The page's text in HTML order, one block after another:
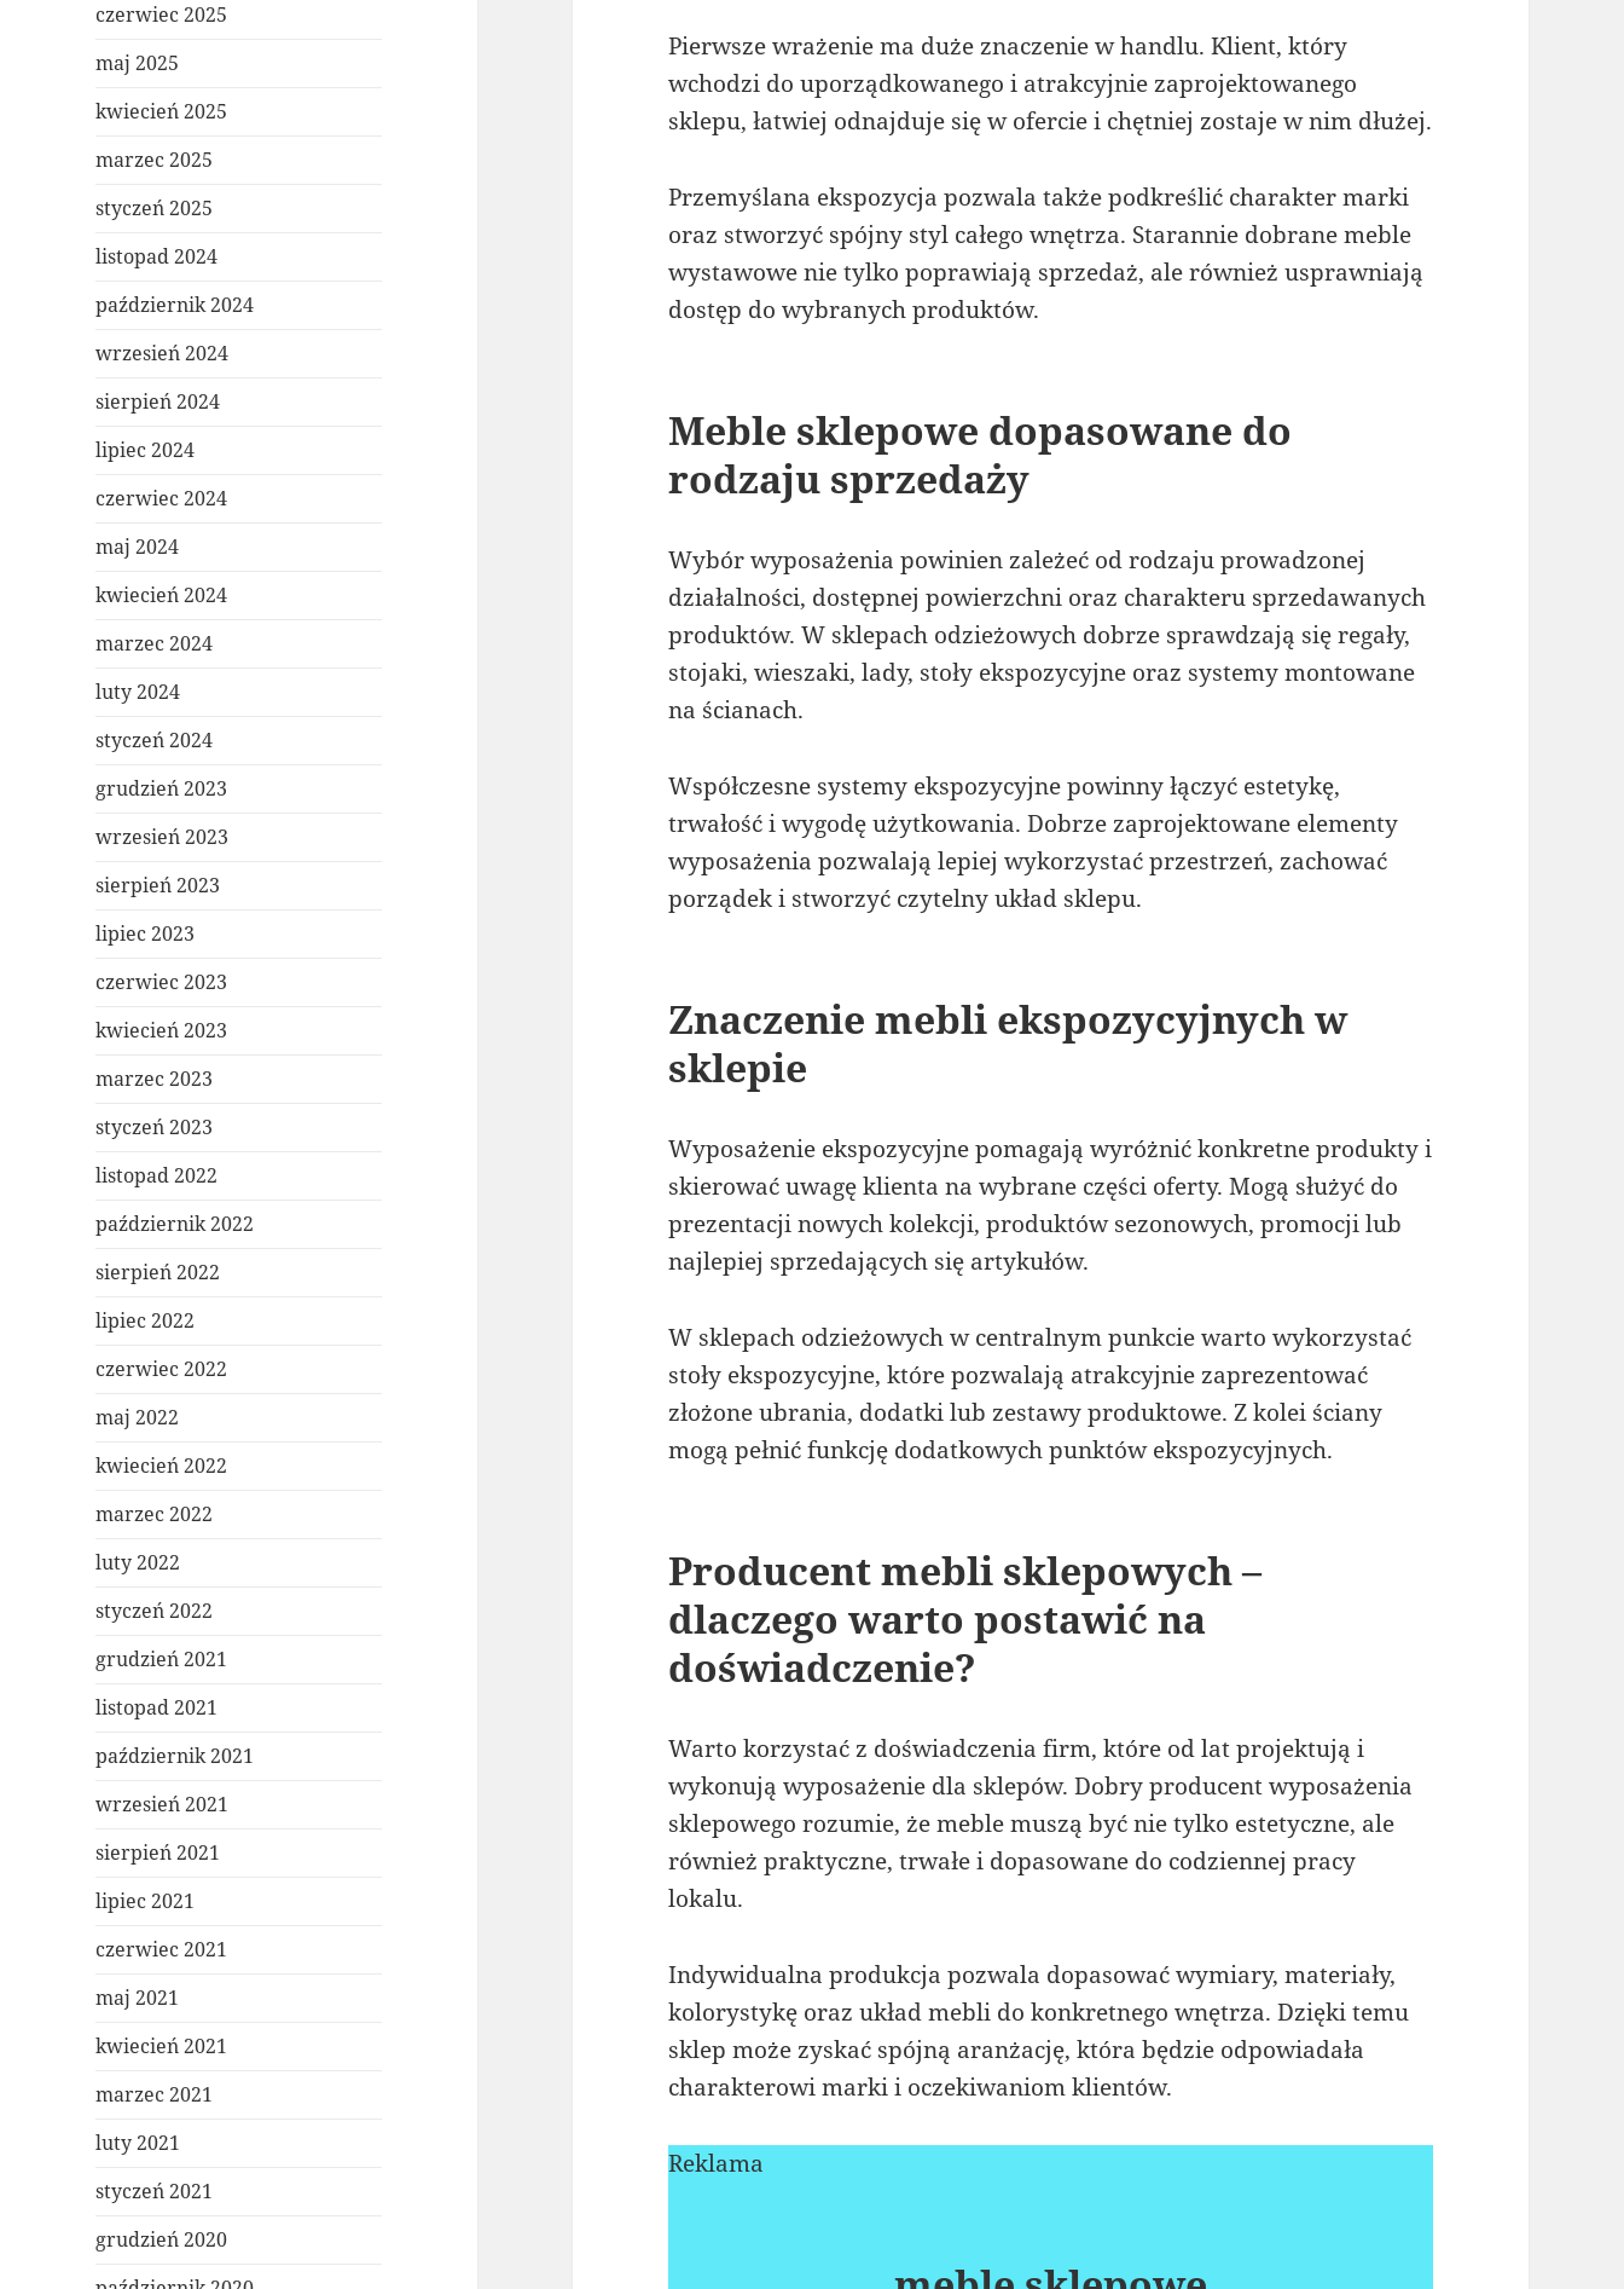
czerwiec 2025
maj 2025
kwiecień 2025
marzec 2025
styczeń 2025
listopad 2024
październik 2024
wrzesień 2024
sierpień 2024
lipiec 2024
czerwiec 2024
maj 2024
kwiecień 2024
marzec 2024
luty 2024
styczeń 2024
grudzień 2023
wrzesień 2023
sierpień 2023
lipiec 2023
czerwiec 2023
kwiecień 2023
marzec 2023
styczeń 2023
listopad 2022
październik 2022
sierpień 2022
lipiec 2022
czerwiec 2022
maj 2022
kwiecień 2022
marzec 2022
luty 2022
styczeń 2022
grudzień 2021
listopad 2021
październik 2021
wrzesień 2021
sierpień 2021
lipiec 2021
czerwiec 2021
maj 2021
kwiecień 2021
marzec 2021
luty 2021
styczeń 2021
grudzień 2020
Pierwsze wrażenie ma duże znaczenie w handlu. Klient, który
wchodzi do uporządkowanego i atrakcyjnie zaprojektowanego
sklepu, łatwiej odnajduje się w ofercie i chętniej zostaje w nim dłużej.
Przemyślana ekspozycja pozwala także podkreślić charakter marki
oraz stworzyć spójny styl całego wnętrza. Starannie dobrane meble
wystawowe nie tylko poprawiają sprzedaż, ale również usprawniają
dostęp do wybranych produktów.
Meble sklepowe dopasowane do
rodzaju sprzedaży
Wybór wyposażenia powinien zależeć od rodzaju prowadzonej
działalności, dostępnej powierzchni oraz charakteru sprzedawanych
produktów. W sklepach odzieżowych dobrze sprawdzają się regały,
stojaki, wieszaki, lady, stoły ekspozycyjne oraz systemy montowane
na ścianach.
Współczesne systemy ekspozycyjne powinny łączyć estetykę,
trwałość i wygodę użytkowania. Dobrze zaprojektowane elementy
wyposażenia pozwalają lepiej wykorzystać przestrzeń, zachować
porządek i stworzyć czytelny układ sklepu.
Znaczenie mebli ekspozycyjnych w
sklepie
Wyposażenie ekspozycyjne pomagają wyróżnić konkretne produkty i
skierować uwagę klienta na wybrane części oferty. Mogą służyć do
prezentacji nowych kolekcji, produktów sezonowych, promocji lub
najlepiej sprzedających się artykułów.
W sklepach odzieżowych w centralnym punkcie warto wykorzystać
stoły ekspozycyjne, które pozwalają atrakcyjnie zaprezentować
złożone ubrania, dodatki lub zestawy produktowe. Z kolei ściany
mogą pełnić funkcję dodatkowych punktów ekspozycyjnych.
Producent mebli sklepowych –
dlaczego warto postawić na
doświadczenie?
Warto korzystać z doświadczenia firm, które od lat projektują i
wykonują wyposażenie dla sklepów. Dobry producent wyposażenia
sklepowego rozumie, że meble muszą być nie tylko estetyczne, ale
również praktyczne, trwałe i dopasowane do codziennej pracy
lokalu.
Indywidualna produkcja pozwala dopasować wymiary, materiały,
kolorystykę oraz układ mebli do konkretnego wnętrza. Dzięki temu
sklep może zyskać spójną aranżację, która będzie odpowiadała
charakterowi marki i oczekiwaniom klientów.
Reklama